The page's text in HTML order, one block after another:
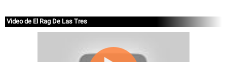
Video de El Rag De Las Tres